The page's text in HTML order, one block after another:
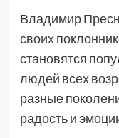
Владимир
своих
становятся
людей всех
разные
радость и